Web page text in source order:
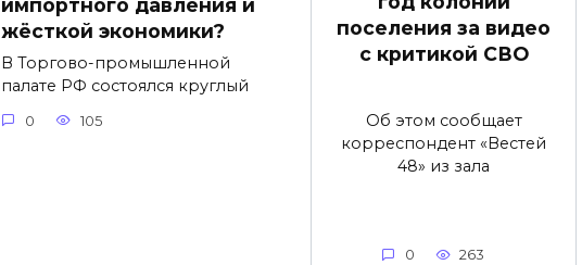
импортного давления и
жёсткой экономики?
В Торгово-промышленной
палате РФ состоялся круглый
0 105
поселения за видео
с критикой СВО
Об этом сообщает
корреспондент «Вестей
48» из зала
0 263